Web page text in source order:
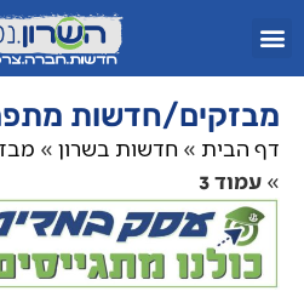
מבזקים/חדשות
דף הבית » חדשות בשרון »
» עמוד 3